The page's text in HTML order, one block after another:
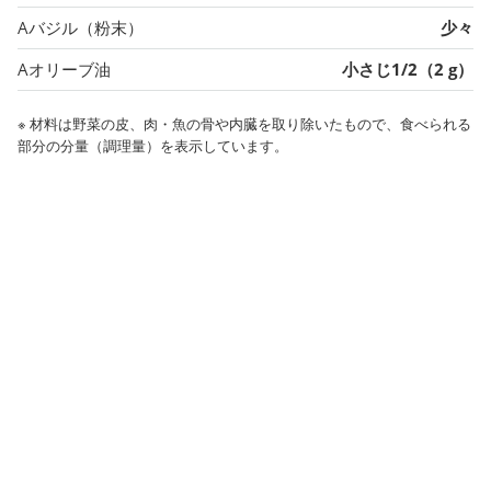
Aバジル（粉末）
少々
Aオリーブ油
小さじ1/2（2 g）
※ 材料は野菜の皮、肉・魚の骨や内臓を取り除いたもので、食べられる
部分の分量（調理量）を表示しています。